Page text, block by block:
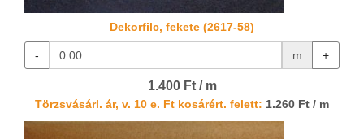
Dekorfilc, fekete (2617-58)
- m +
1.400 Ft / m
Törzsvásárl. ár, v. 10 e. Ft kosárért. felett: 1.260 Ft / m